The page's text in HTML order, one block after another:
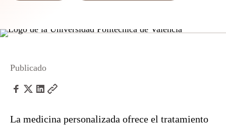
Publicado
La medicina personalizada ofrece el tratamiento